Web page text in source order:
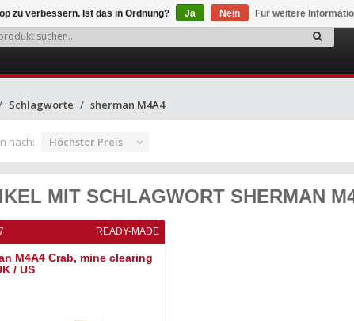
Schlagworte sherman M4A4
nach: Höchster Preis
MIT SCHLAGWORT SHERMAN
READY-MADE
M4A4 Crab, mine clearing
/ US
zu verbessern. Ist das in Ordnung? Ja Nein Für weitere